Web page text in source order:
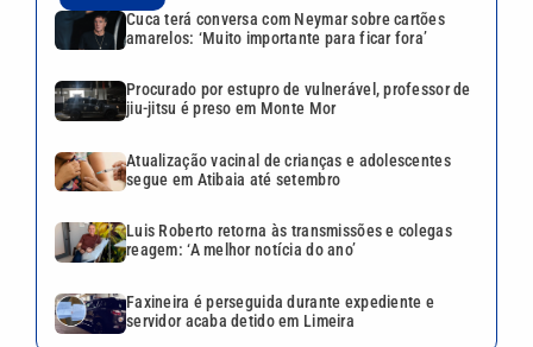
Cuca terá conversa com Neymar sobre cartões
amarelos: ‘Muito importante para ficar fora’
Procurado por estupro de vulnerável, professor de
jiu-jitsu é preso em Monte Mor
Atualização vacinal de crianças e adolescentes
segue em Atibaia até setembro
Luis Roberto retorna às transmissões e colegas
reagem: ‘A melhor notícia do ano’
Faxineira é perseguida durante expediente e
servidor acaba detido em Limeira